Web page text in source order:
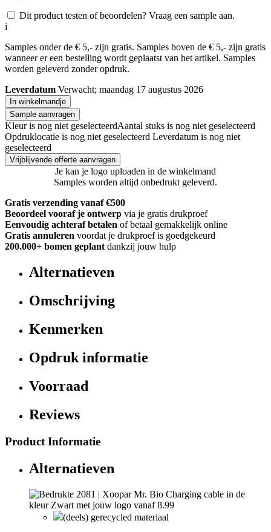
Dit product testen of beoordelen? Vraag een sample aan.
i
Samples onder de € 5,- zijn gratis. Samples boven de € 5,- zijn gratis
wanneer er een bestelling wordt geplaatst van het artikel. Samples
worden geleverd zonder opdruk.
Leverdatum Verwacht; maandag 17 augustus 2026
In winkelmandje
Sample aanvragen
Kleur is nog niet geselecteerdAantal stuks is nog niet geselecteerd
Opdruklocatie is nog niet geselecteerd Leverdatum is nog niet
geselecteerd
Vrijblijvende offerte aanvragen
Je kan je logo uploaden in de winkelmand
Samples worden altijd onbedrukt geleverd.
Gratis verzending vanaf €500
Beoordeel vooraf je ontwerp via je gratis drukproef
Eenvoudig achteraf betalen of betaal gemakkelijk online
Gratis annuleren voordat je drukproef is goedgekeurd
200.000+ bomen geplant dankzij jouw hulp
Alternatieven
Omschrijving
Kenmerken
Opdruk informatie
Voorraad
Reviews
Product Informatie
Alternatieven
(deels) gerecycled materiaal